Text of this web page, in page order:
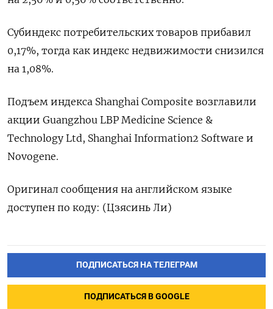
Субиндекс потребительских товаров прибавил
0,17%, тогда как индекс недвижимости снизился
на 1,08%​.
Подъем индекса Shanghai Composite возглавили
акции Guangzhou LBP Medicine Science &
Technology Ltd, Shanghai Information2 Software и
Novogene.
Оригинал сообщения на английском языке
доступен по коду: (Цзясинь Ли)
ПОДПИСАТЬСЯ НА ТЕЛЕГРАМ
ПОДПИСАТЬСЯ В GOOGLE